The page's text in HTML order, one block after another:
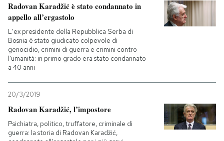
Radovan Karadžić è stato condannato in
appello all’ergastolo
L'ex presidente della Repubblica Serba di
Bosnia è stato giudicato colpevole di
genocidio, crimini di guerra e crimini contro
l'umanità: in primo grado era stato condannato
a 40 anni
20/3/2019
Radovan Karadžić, l’impostore
Psichiatra, politico, truffatore, criminale di
guerra: la storia di Radovan Karadžić,